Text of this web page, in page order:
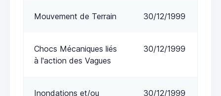
Mouvement de Terrain 30/12/1999
Chocs Mécaniques liés
à l'action des Vagues
30/12/1999
Inondations et/ou
30/12/1999